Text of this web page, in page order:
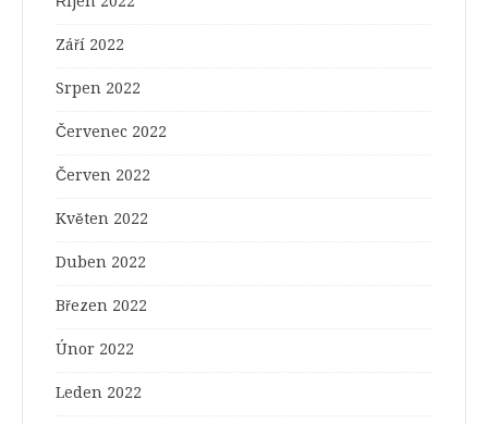
Září 2022
Srpen 2022
Červenec 2022
Červen 2022
Květen 2022
Duben 2022
Březen 2022
Únor 2022
Leden 2022